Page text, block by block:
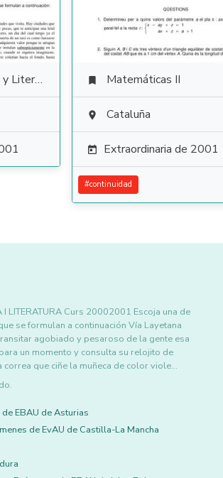
 Matemáticas II
 Cataluña
 Extraordinaria de 2001
#continuidad
LITERATURA Curs 20002001 Escoja una de
se formulan a continuación Vía Layetana
agobiado y pesaroso de la gente esa
un momento y consulta su relojito de
que ciñe la muñeca de color viole…
de EBAU de Asturias
de EvAU de Castilla-La Mancha